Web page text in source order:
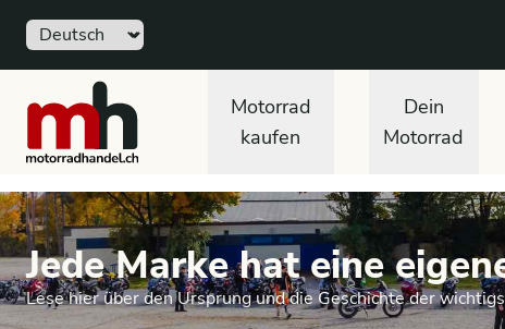
Sprache
motorradhandel.ch
Motorrad
kaufen
Dein
Motorrad
Jede Marke hat eine
Lese hier über den Ursprung und die Geschichte der